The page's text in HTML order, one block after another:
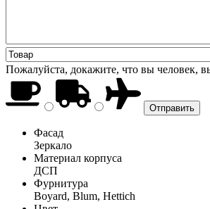
Пожалуйста, докажите, что вы человек,
Фасад
Зеркало
Материал корпуса
ДСП
Фурнитура
Boyard, Blum, Hettich